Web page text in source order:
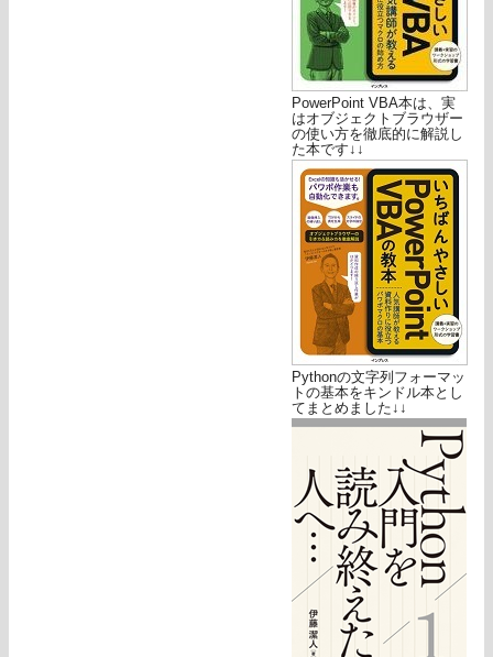
PowerPoint VBA本は、実
はオブジェクトブラウザー
の使い方を徹底的に解説し
た本です↓↓
Pythonの文字列フォーマッ
トの基本をキンドル本とし
てまとめました↓↓